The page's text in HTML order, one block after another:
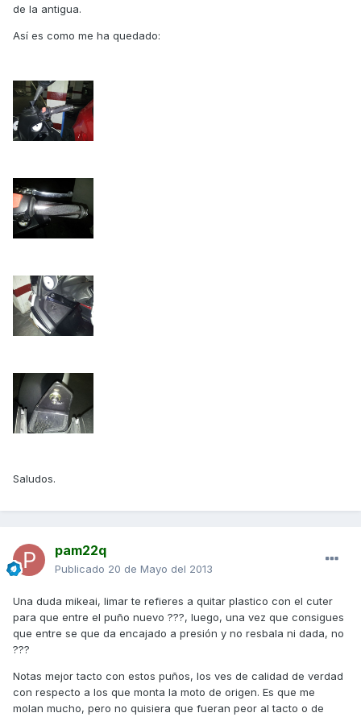
de la antigua.
Así es como me ha quedado:
Saludos.
pam22q
Publicado 20 de Mayo del 2013
Una duda mikeai, limar te refieres a quitar plastico con el cuter
para que entre el puño nuevo ???, luego, una vez que consigues
que entre se que da encajado a presión y no resbala ni dada, no
???
Notas mejor tacto con estos puños, los ves de calidad de verdad
con respecto a los que monta la moto de origen. Es que me
molan mucho, pero no quisiera que fueran peor al tacto o de